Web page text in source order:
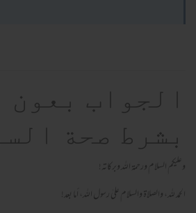
الجواب
بشرط صحة
وعلیکم السلام ورحمة اللہ وبرکاته!
الحمد لله، والصلاة والسلام علىٰ رسول الله، أما بعد!